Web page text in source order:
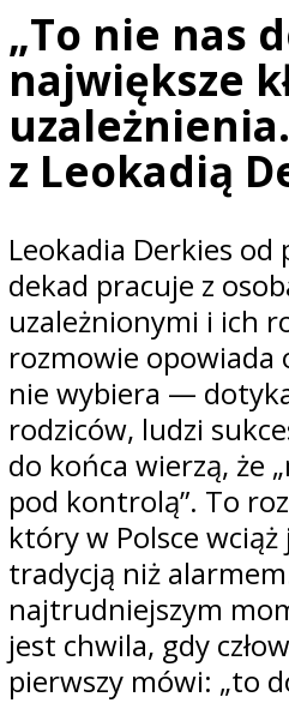
„To nie nas
największe
z Leokadią
Leokadia Derkies od
dekad pracuje z
uzależnionymi i ich
rozmowie opowiada
nie wybiera —
rodziców, ludzi
do końca wierzą, że
pod kontrolą”. To
który w Polsce
tradycją niż
najtrudniejszym
jest chwila, gdy
pierwszy mówi: „to